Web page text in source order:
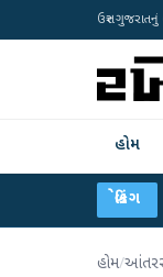
ઉત્તર ગુજરાતનું
હોમ
બ્રેકિંગ
રાજ્યો માટે ભારે વરસાદની
હોમ/